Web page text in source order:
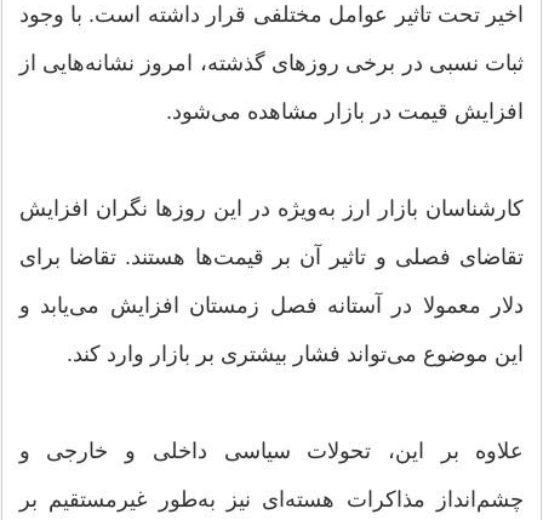
اخیر تحت تاثیر عوامل مختلفی قرار داشته است. با وجود
ثبات نسبی در برخی روزهای گذشته، امروز نشانه‌هایی از
افزایش قیمت در بازار مشاهده می‌شود.
کارشناسان بازار ارز به‌ویژه در این روزها نگران افزایش
تقاضای فصلی و تاثیر آن بر قیمت‌ها هستند. تقاضا برای
دلار معمولا در آستانه فصل زمستان افزایش می‌یابد و
این موضوع می‌تواند فشار بیشتری بر بازار وارد کند.
علاوه بر این، تحولات سیاسی داخلی و خارجی و
چشم‌انداز مذاکرات هسته‌ای نیز به‌طور غیرمستقیم بر